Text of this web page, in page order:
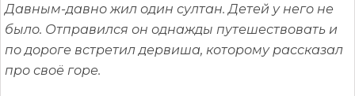
Давным-давно жил один султан. Детей у него не
было. Отправился он однажды путешествовать и
по дороге встретил дервиша, которому рассказал
про своё горе.